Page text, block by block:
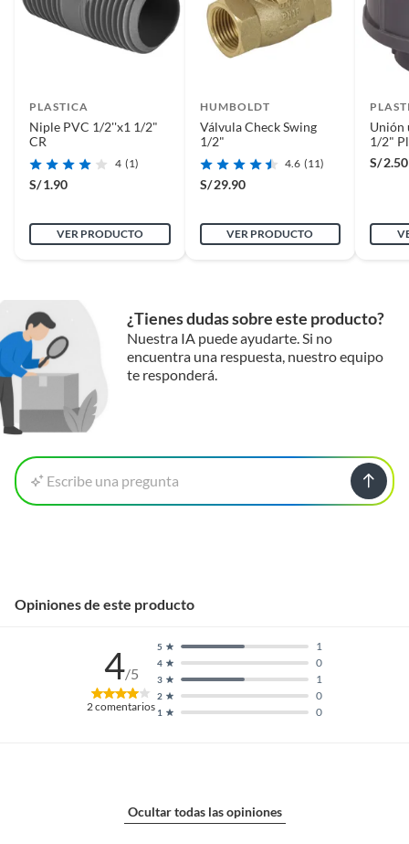
Complementa tu compra con
productos de las categorías
Para complementar tu compra, te recomendamos que visites
la sección de conexiones para agua, donde encontrarás una
amplia variedad de accesorios para conectar tu válvula
flotadora al sistema de agua. También puedes encontrar
adhesivos y lubricantes para asegurar una instalación segura
que necesitas para completar tus proyectos de plomería!
PLASTICA
Niple PVC 1/2''x1 1/2"
CR
4 (1)
S/1.90
VER PRODUCTO
HUMBOLDT
Válvula Check Swing
1/2"
4.6 (11)
S/ 29.90
VER PRODUCTO
Unión
1/2"
S/2.50
¿Tienes dudas sobre este producto?
Nuestra IA puede ayudarte. Si no
encuentra una respuesta, nuestro equipo
te responderá.
Escribe una pregunta
Opiniones de este producto
4/5
2comentarios 1 0
2 0
3 1
4 0
5 1
Ocultar todas las opiniones